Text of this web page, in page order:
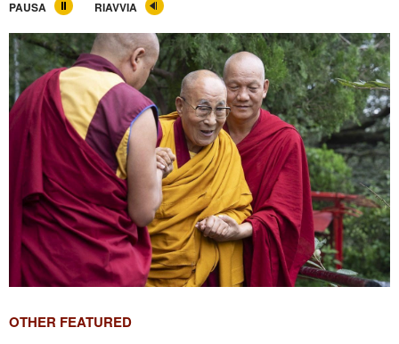
PAUSA RIAVVIA
OTHER FEATURED